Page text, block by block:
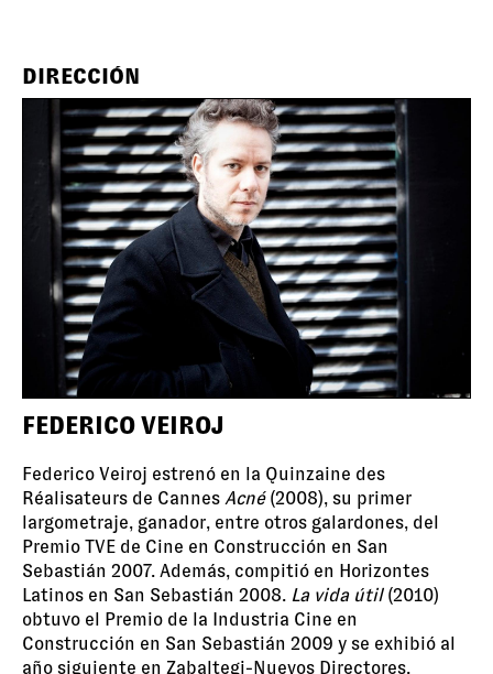
DIRECCIÓN
FEDERICO VEIROJ
Federico Veiroj estrenó en la Quinzaine des
Réalisateurs de Cannes Acné(2008), su primer
largometraje, ganador, entre otros galardones, del
Premio TVE de Cine en Construcción en San
Sebastián 2007. Además, compitió en Horizontes
Latinos en San Sebastián 2008. La vida útil(2010)
obtuvo el Premio de la Industria Cine en
Construcción en San Sebastián 2009 y se exhibió al
año siguiente en Zabaltegi-Nuevos Directores.